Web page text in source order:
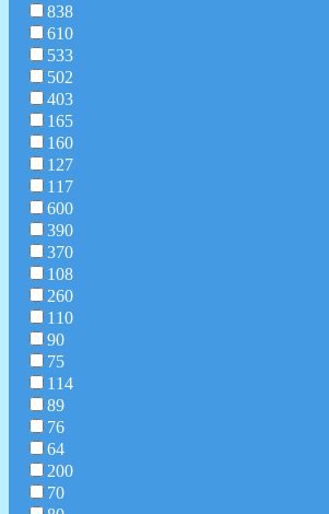
838
610
533
502
403
165
160
127
117
600
390
370
108
260
110
90
75
114
89
76
64
200
70